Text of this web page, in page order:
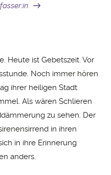
Heute ist Gebetszeit. Vor
Noch immer hören
ihrer heiligen Stadt
Als wären Schlieren
zu sehen. Der
in ihren
in ihre Erinnerung
anders.